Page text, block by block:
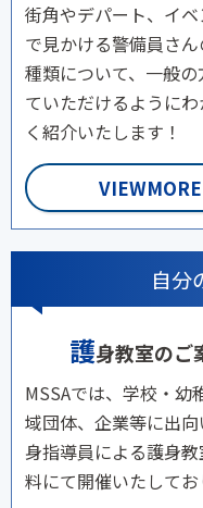
街角やデパート、イ
で見かける警備員さん
種類について、一般の
ていただけるように
く紹介いたします！
VIEWMORE
自分
護身教室のご
MSSAでは、学校・幼
域団体、企業等に出
身指導員による護身
料にて開催いたしてお